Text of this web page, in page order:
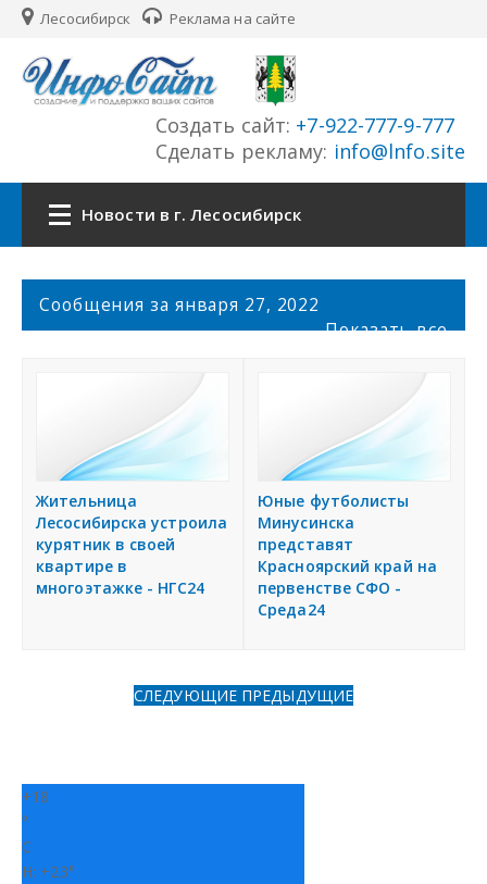
Лесосибирск Реклама на сайте
Создать сайт: +7-922-777-9-777
Сделать рекламу: info@lnfo.site
Новости в г. Лесосибирск
Главная
История города
Разместить объявление
Регионы России
Сообщения за января 27, 2022
Показать все
Жительница
Лесосибирска устроила
курятник в своей
квартире в
многоэтажке - НГС24
Юные футболисты
Минусинска
представят
Красноярский край на
первенстве СФО -
Среда24
СЛЕДУЮЩИЕ ПРЕДЫДУЩИЕ
+18
°
C
H: +23°